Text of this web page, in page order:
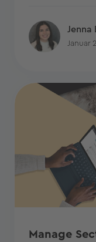
Jenna
Januar
Manage